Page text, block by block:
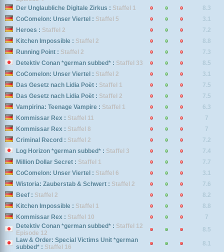
Der Unglaubliche Digitale Zirkus : Staffel 1
8.3
CoComelon: Unser Viertel : Staffel 5
3.1
Heroes : Staffel 2
7.2
Kitchen Impossible : Staffel 2
8.8
Running Point : Staffel 2
7.3
Detektiv Conan *german subbed* : Staffel 33
8.5
CoComelon: Unser Viertel : Staffel 2
3.1
Das Gesetz nach Lidia Poët : Staffel 1
7.5
Das Gesetz nach Lidia Poët : Staffel 2
7.5
Vampirina: Teenage Vampire : Staffel 1
6.3
Kommissar Rex : Staffel 11
7
Kommissar Rex : Staffel 8
7
Criminal Record : Staffel 2
7.2
Log Horizon *german subbed* : Staffel 3
7.4
Million Dollar Secret : Staffel 1
7.7
CoComelon: Unser Viertel : Staffel 6
3.1
Wistoria: Zauberstab & Schwert : Staffel 2
7.6
Beef : Staffel 2
8.2
Kitchen Impossible : Staffel 1
8.8
Kommissar Rex : Staffel 10
7
Detektiv Conan *german subbed* : Staffel 12
Episode 12
8.5
Law & Order: Special Victims Unit *german
subbed* : Staffel 16
8.1